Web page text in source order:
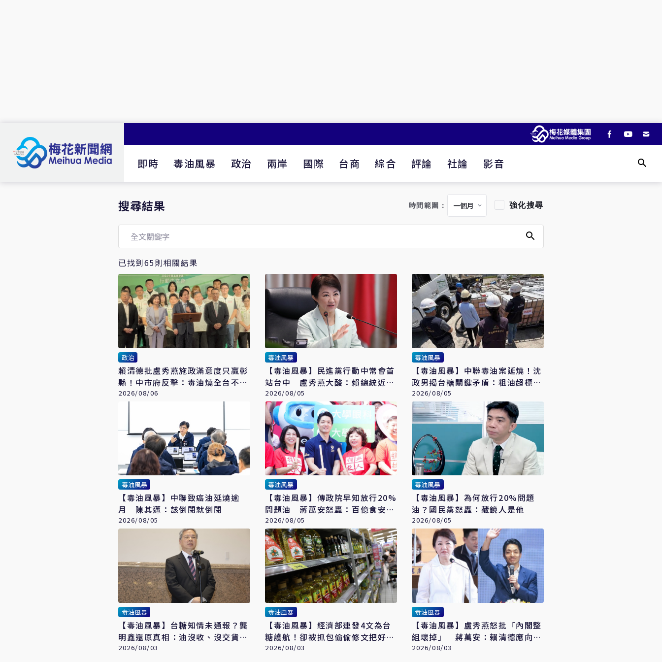
即時 毒油風暴 政治 兩岸 國際 台商 綜合 評論 社論 影音
搜尋結果 時間範圍： 強化搜尋
已找到65則相關結果
政治
賴清德批盧秀燕施政滿意度只贏彰
縣！中市府反擊：毒油燒全台不救
火 卻跑來打口水戰
2026/08/06
毒油風暴
【毒油風暴】民進黨行動中常會首
站台中 盧秀燕大酸：賴總統近月
未談食安
2026/08/05
毒油風暴
【毒油風暴】中聯毒油案延燒！沈
政男揭台糖關鍵矛盾：粗油超標
「不敢買」就代表知情
2026/08/05
毒油風暴
【毒油風暴】中聯致癌油延燒逾
月 陳其邁：該倒閉就倒閉
2026/08/05
毒油風暴
【毒油風暴】傳政院早知放行20%
問題油 蔣萬安怒轟：百億食安經
費用去哪？
2026/08/05
毒油風暴
【毒油風暴】為何放行20%問題
油？國民黨怒轟：藏鏡人是他
2026/08/05
毒油風暴
【毒油風暴】台糖知情未通報？龔
明鑫還原真相：油沒收、沒交貨、
沒義務通報
2026/08/03
毒油風暴
【毒油風暴】經濟部連發4文為台
糖護航！卻被抓包偷偷修文把好寶
寶改稱「乖寶寶」
2026/08/03
毒油風暴
【毒油風暴】盧秀燕怒批「內閣整
組壞掉」 蔣萬安：賴清德應向國
人道歉交代
2026/08/03